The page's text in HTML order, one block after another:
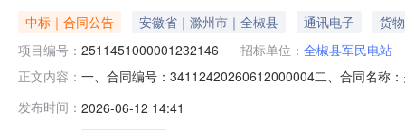
中标｜合同公告 安徽省｜滁州市｜全椒县 通讯电子
货物
项目编号： 2511451000001232146 招标单位： 全椒县军民电站
正文内容： 一、合同编号：34112420260612000004二、合同名称
省滁州市全椒县吴敬梓路政法大楼一楼联系方式：
发布时间： 2026-06-12 14:41